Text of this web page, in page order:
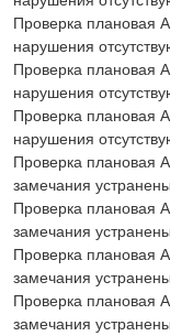
Проверка плановая
нарушения
Проверка плановая
нарушения
Проверка плановая
нарушения
Проверка плановая
замечания устранены.
Проверка плановая
замечания устранены.
Проверка плановая
замечания устранены.
Проверка плановая
замечания устранены.